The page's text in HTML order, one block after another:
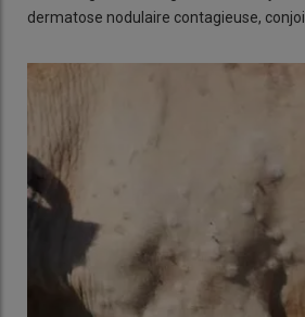
dermatose nodulaire contagieuse,